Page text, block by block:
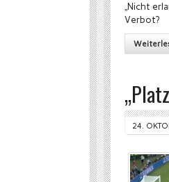
„Nicht
Verbot?
24.